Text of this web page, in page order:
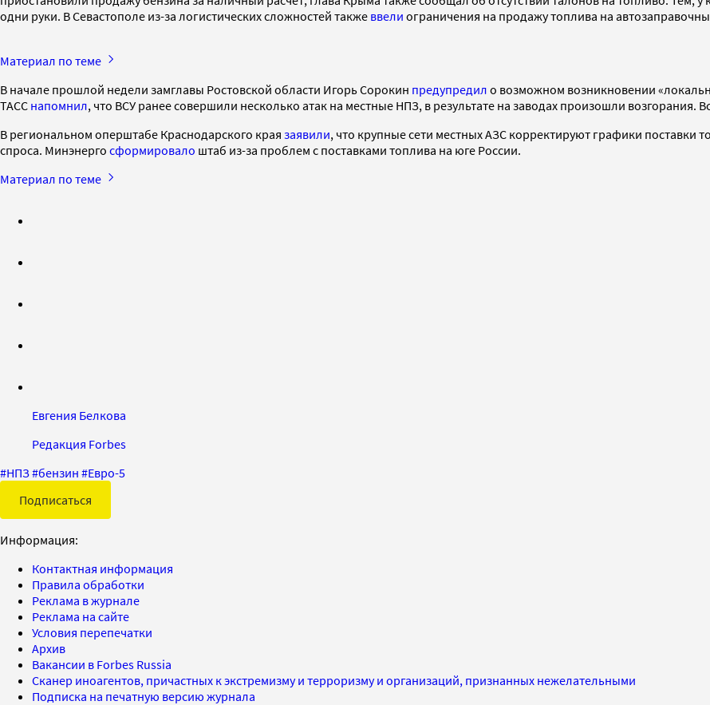
одни руки. В Севастополе из-за логистических сложностей также ввели ограничения на продажу топлива на
Материал по теме
В начале прошлой недели замглавы Ростовской области Игорь Сорокин предупредил о возможном возникновении
ТАСС напомнил, что ВСУ ранее совершили несколько атак на местные НПЗ, в результате на заводах произошли
В региональном оперштабе Краснодарского края заявили, что крупные сети местных АЗС корректируют графики поставки
спроса. Минэнерго сформировало штаб из-за проблем с поставками топлива на юге России.
Материал по теме
Евгения Белкова
Редакция Forbes
#НПЗ#бензин #Евро-5
Подписаться
Информация:
Контактная информация
Правила обработки
Реклама в журнале
Реклама на сайте
Условия перепечатки
Архив
Вакансии в Forbes Russia
Сканер иноагентов, причастных к экстремизму и терроризму и организаций, признанных нежелательными
Подписка на печатную версию журнала